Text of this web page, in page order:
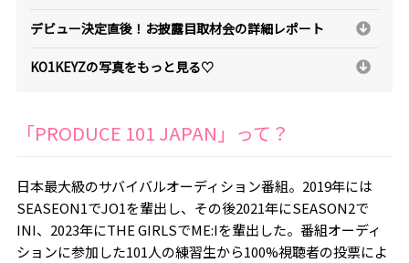
デビュー決定直後！お披露目取材会の詳細レポート
KO1KEYZの写真をもっと見る♡
「PRODUCE 101 JAPAN」って？
日本最大級のサバイバルオーディション番組。2019年には
SEASEON1でJO1を輩出し、その後2021年にSEASON2で
INI、2023年にTHE GIRLSでME:Iを輩出した。番組オーディ
ションに参加した101人の練習生から100%視聴者の投票によ